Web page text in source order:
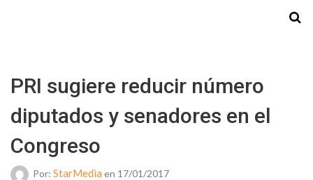
PRI sugiere reducir número
diputados y senadores en el
Congreso
Por: StarMedia en 17/01/2017